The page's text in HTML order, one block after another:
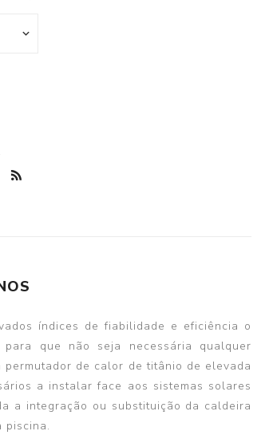
índices de fiabilidade e eficiência o
para que não seja necessária qualquer
de calor de titânio de elevada
a instalar face aos sistemas solares
a integração ou substituição da caldeira
piscina.